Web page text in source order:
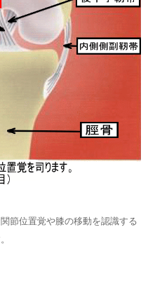
節位置覚や膝の移動を認識する